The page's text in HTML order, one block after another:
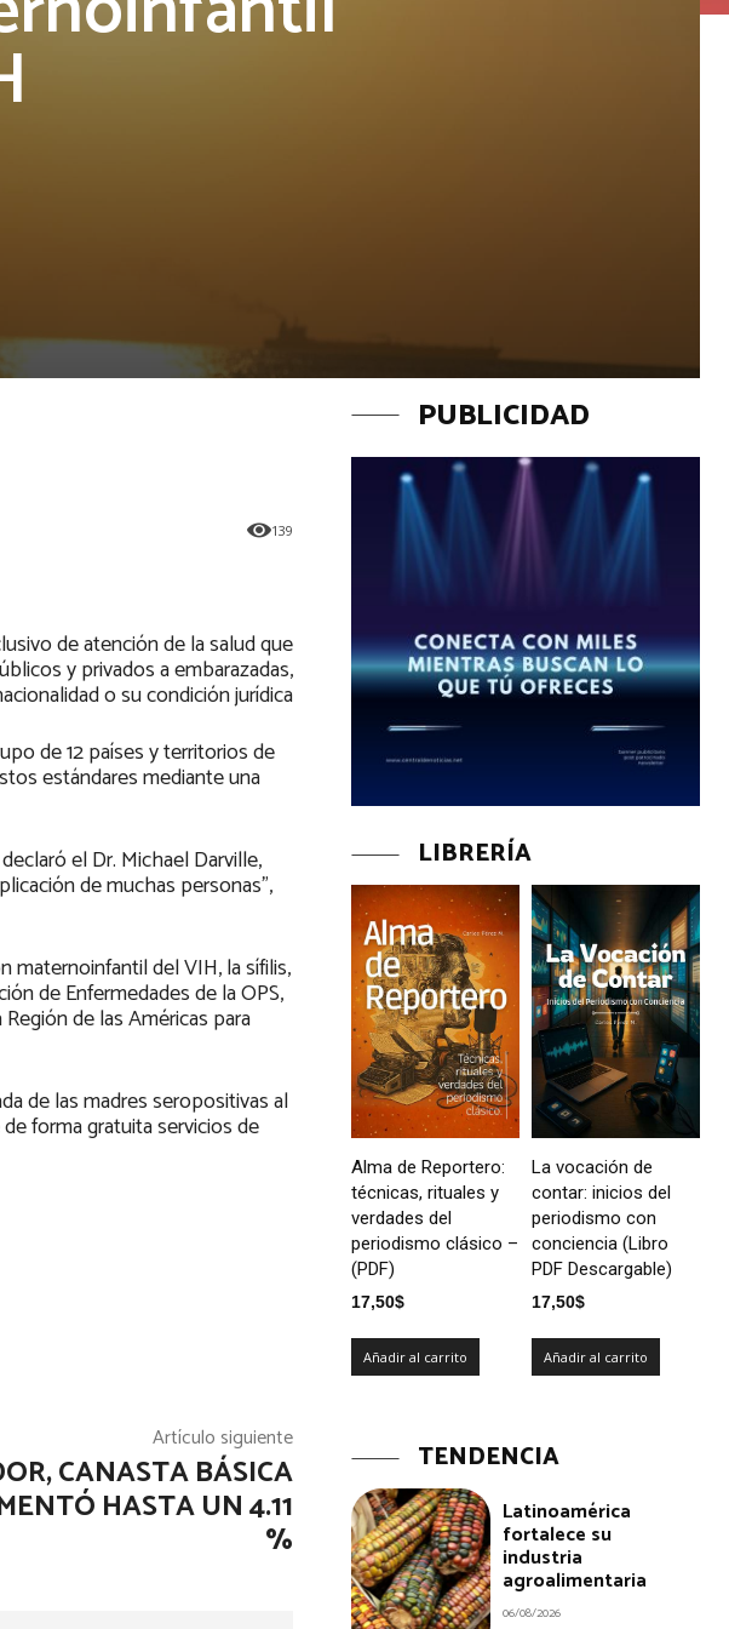
139
de atención de la salud que
y privados a embarazadas,
o su condición jurídica
de 12 países y territorios de
estándares mediante una
el Dr. Michael Darville,
de muchas personas”,
maternoinfantil del VIH, la sífilis,
de Enfermedades de la OPS,
de las Américas para
de las madres seropositivas al
forma gratuita servicios de
Artículo siguiente
CANASTA BÁSICA
HASTA UN 4.11
%
PUBLICIDAD
LIBRERÍA
Alma de Reportero:
técnicas, rituales y
verdades del
periodismo clásico –
(PDF)
17,50$
Añadir al carrito
La vocación de
contar: inicios del
periodismo con
conciencia (Libro
PDF Descargable)
17,50$
Añadir al carrito
TENDENCIA
Latinoamérica
fortalece su
industria
agroalimentaria
06/08/2026